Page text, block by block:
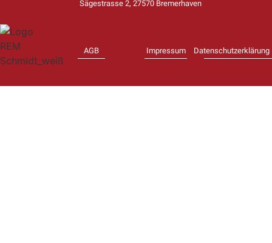
Sägestrasse 2, 27570 Bremerhaven
AGB Impressum Datenschutzerklärung